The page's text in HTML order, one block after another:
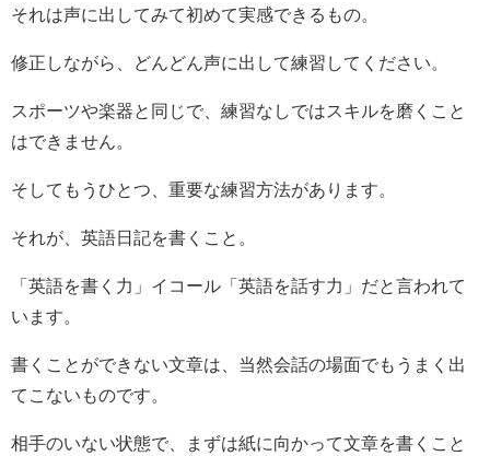
それは声に出してみて初めて実感できるもの。
修正しながら、どんどん声に出して練習してください。
スポーツや楽器と同じで、練習なしではスキルを磨くこと
はできません。
そしてもうひとつ、重要な練習方法があります。
それが、英語日記を書くこと。
「英語を書く力」イコール「英語を話す力」だと言われて
います。
書くことができない文章は、当然会話の場面でもうまく出
てこないものです。
相手のいない状態で、まずは紙に向かって文章を書くこと